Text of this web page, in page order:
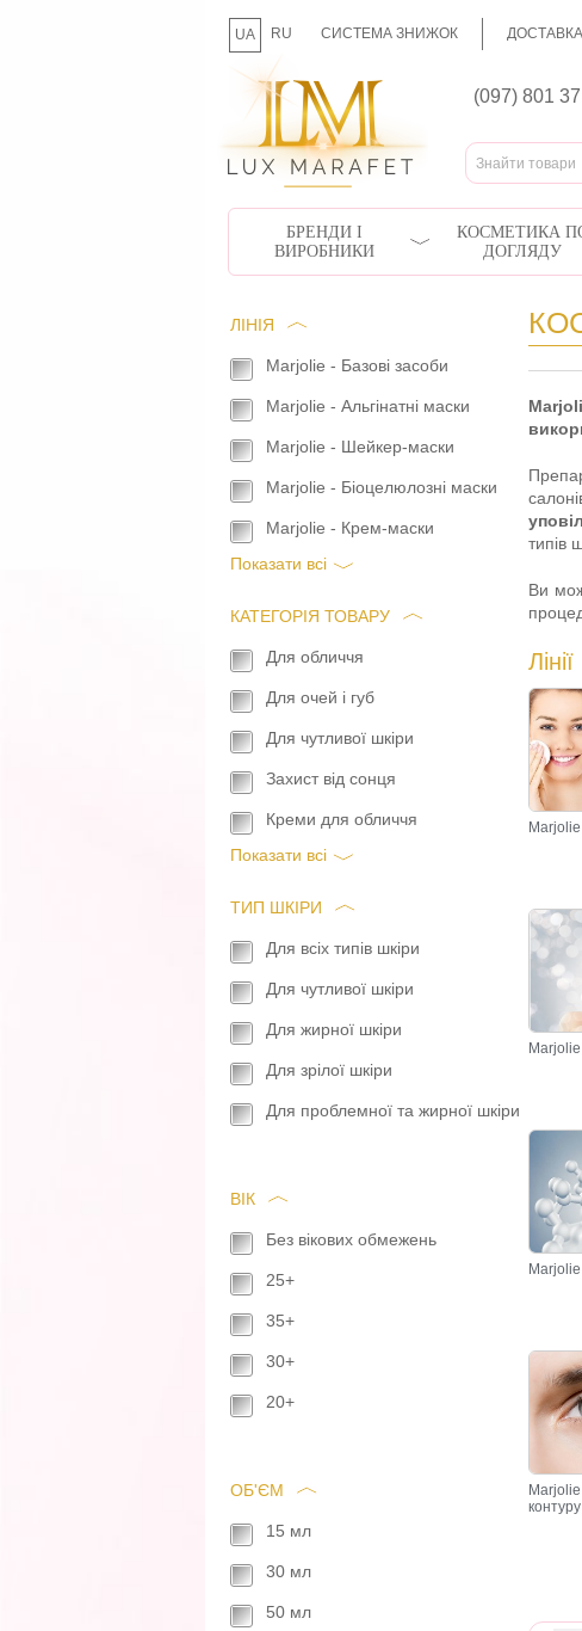
UA RU СИСТЕМА ЗНИЖОК
(097) 801
БРЕНДИ І
ВИРОБНИКИ
КОСМЕТИКА
ДОГЛЯДУ
ЛІНІЯ
Marjolie - Базові засоби
Marjolie - Альгінатні маски
Marjolie - Шейкер-маски
Marjolie - Біоцелюлозні маски
Marjolie - Крем-маски
Показати всi
КАТЕГОРІЯ ТОВАРУ
Для обличчя
Для очей і губ
Для чутливої шкіри
Захист від сонця
Креми для обличчя
Показати всi
ТИП ШКІРИ
Для всіх типів шкіри
Для чутливої шкіри
Для жирної шкіри
Для зрілої шкіри
Для проблемної та жирної шкіри
ВІК
Без вікових обмежень
25+
35+
30+
20+
ОБ'ЄМ
15 мл
30 мл
50 мл
типів
Ви
Лінії
Marjolie